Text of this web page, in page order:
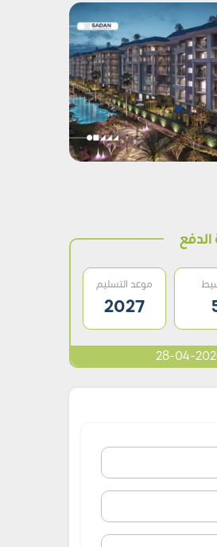
موعد التسليم
2027